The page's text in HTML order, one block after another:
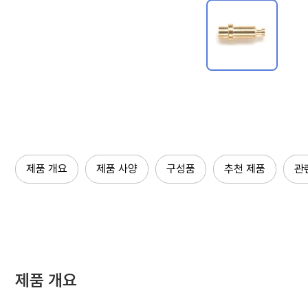
제품 개요 제품 사양 구성품 추천 제품 관
제품 개요